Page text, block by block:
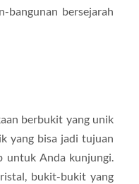
bangunan bersejarah
berbukit yang unik
yang bisa jadi tujuan
untuk Anda kunjungi.
bukit-bukit yang